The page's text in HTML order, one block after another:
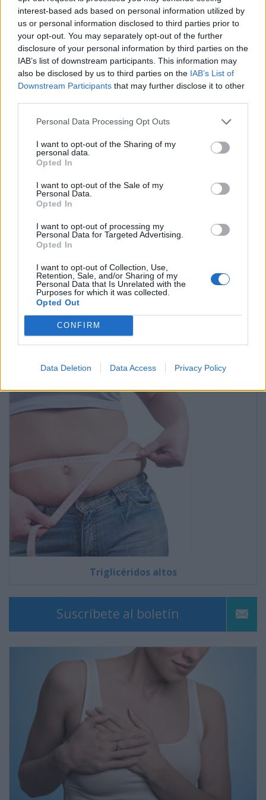
interest-based ads based on personal information utilized by
us or personal information disclosed to third parties prior to
your opt-out. You may separately opt-out of the further
disclosure of your personal information by third parties on the
IAB’s list of downstream participants. This information may
also be disclosed by us to third parties on the IAB’s List of
Downstream Participants that may further disclose it to other
Personal Data Processing Opt Outs
I want to opt-out of the Sharing of my
personal data.
Opted In
I want to opt-out of the Sale of my
Personal Data.
Opted In
I want to opt-out of processing my
Personal Data for Targeted Advertising.
Opted In
I want to opt-out of Collection, Use,
Retention, Sale, and/or Sharing of my
Personal Data that Is Unrelated with the
Purposes for which it was collected.
Opted Out
CONFIRM
Data Deletion Data Access Privacy Policy
1|2|3|4
Artículos relacionados:
Generalidades del VIH/SIDA
Diagnóstico de la Infección por VIH
Transmisión de la Infección por el VIH
Tratamiento del VIH/SIDA
VIH/SIDA
Indice General de VIH/SIDA
La información que usted encontrará en este artículo
no pretende substituir el necesario consejo médico o la
necesidad de un tratamiento profesional médico para
Anuncios
Siempre debe consultar a un médico ante cualquier
duda sobre su salud y antes de comenzar un nuevo
tratamiento con medicamentos, dieta o programa de
ejercicio físico
Triglicéridos altos
Suscríbete al boletín